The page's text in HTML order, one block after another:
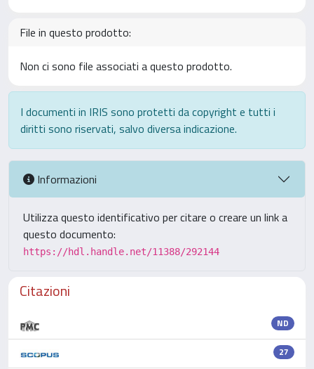
File in questo prodotto:
Non ci sono file associati a questo prodotto.
I documenti in IRIS sono protetti da copyright e tutti i
diritti sono riservati, salvo diversa indicazione.
Informazioni
Utilizza questo identificativo per citare o creare un link a
questo documento:
https://hdl.handle.net/11388/292144
Citazioni
ND
27